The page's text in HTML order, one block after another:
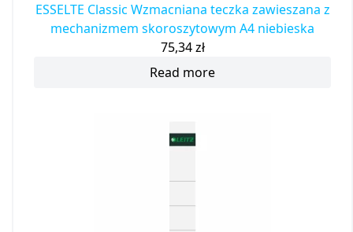
ESSELTE Classic Wzmacniana teczka zawieszana z
mechanizmem skoroszytowym A4 niebieska
75,34zł
Read more